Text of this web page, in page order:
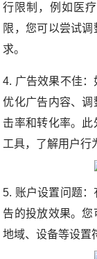
行限制，例如医
限，您可以尝试
求。
4. 广告效果不佳
优化广告内容、
击率和转化率。
工具，了解用户行
5. 账户设置问题
告的投放效果。您
地域、设备等设置